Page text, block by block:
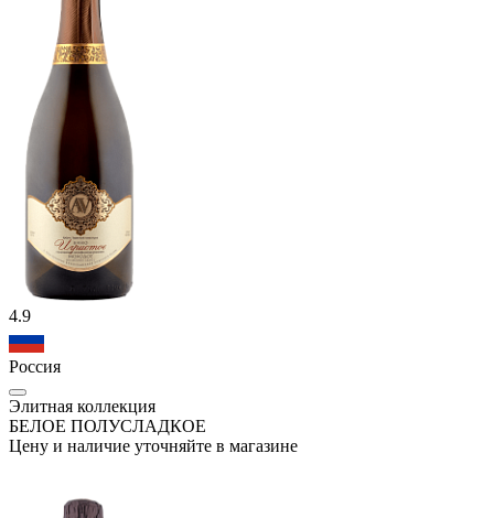
4.9
Россия
Элитная коллекция
БЕЛОЕ ПОЛУСЛАДКОЕ
Цену и наличие уточняйте в магазине